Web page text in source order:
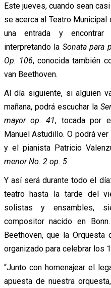
Este jueves, cuando sean
se acerca al Teatro Municipal
una entrada y encontrar
interpretando la Sonata para
Op. 106, conocida también
van Beethoven.
Al día siguiente, si alguien
mañana, podrá escuchar la
mayor op. 41, tocada por
Manuel Astudillo. O podrá
y el pianista Patricio
menor No. 2 op. 5.
Y así será durante todo el
teatro hasta la tarde del
solistas y ensambles,
compositor nacido en
Beethoven, que la Orquesta
organizado para celebrar los
“Junto con homenajear el
apuesta de nuestra